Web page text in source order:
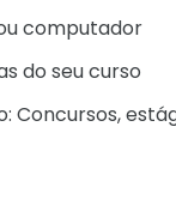
computador
do seu curso
Concursos,